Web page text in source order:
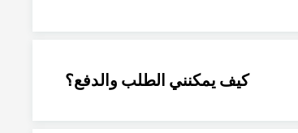
كيف يمكنني الطلب والدفع؟